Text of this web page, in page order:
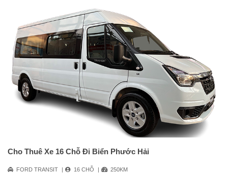
Cho Thuê Xe 16 Chỗ Đi Biển Phước Hải
FORD TRANSIT 16 CHỖ 250KM